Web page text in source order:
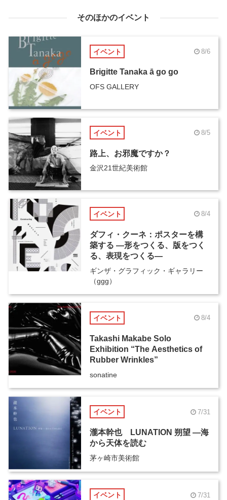
そのほかのイベント
イベント 8/6
Brigitte Tanaka ā go go
OFS GALLERY
イベント 8/5
路上、お邪魔ですか？
金沢21世紀美術館
イベント 8/4
ダフィ・クーネ：ポスターを構
築する ―形をつくる、版をつく
る、表現をつくる―
ギンザ・グラフィック・ギャラリー
（ggg）
イベント 8/4
Takashi Makabe Solo
Exhibition “The Aesthetics of
Rubber Wrinkles”
sonatine
イベント 7/31
瀧本幹也 LUNATION 朔望 ―海
から天体を読む
茅ヶ崎市美術館
イベント 7/31